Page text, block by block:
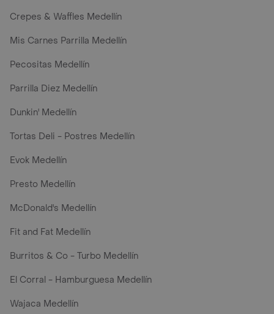
Crepes & Waffles Medellín
Mis Carnes Parrilla Medellín
Pecositas Medellín
Parrilla Diez Medellín
Dunkin' Medellín
Tortas Deli - Postres Medellín
Evok Medellín
Presto Medellín
McDonald's Medellín
Fit and Fat Medellín
Burritos & Co - Turbo Medellín
El Corral - Hamburguesa Medellín
Wajaca Medellín